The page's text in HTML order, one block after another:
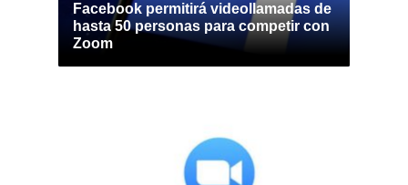
Facebook permitirá videollamadas de
hasta 50 personas para competir con
Zoom